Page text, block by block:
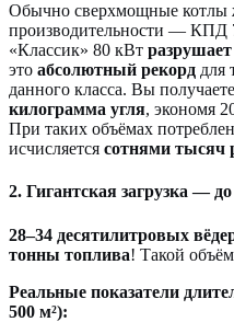
Обычно сверхмощные котлы
производительности — КПД
«Классик» 80 кВт разрушает
это абсолютный рекорд для
данного класса. Вы получаете
килограмма угля, экономя
При таких объёмах
исчисляется сотнями тысяч
2. Гигантская загрузка —
28–34 десятилитровых
тонны топлива! Такой
Реальные показатели
500 м²):